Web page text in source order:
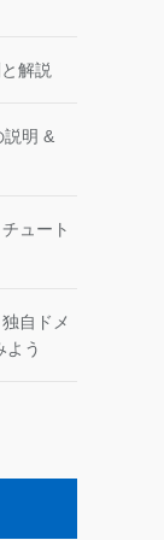
解説
説明 &
ュート
自ドメ
よう